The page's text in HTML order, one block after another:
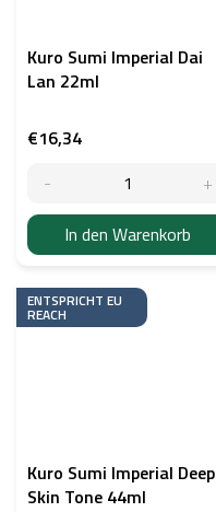
Kuro Sumi Imperial Dai
Lan 22ml
€16,34
In den Warenkorb
ENTSPRICHT EU
REACH
Kuro Sumi Imperial Deep
Skin Tone 44ml